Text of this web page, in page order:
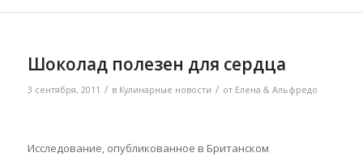
Шоколад полезен для сердца
3 сентября, 2011 / в Кулинарные новости / от Елена & Альфредо
Исследование, опубликованное в Британском